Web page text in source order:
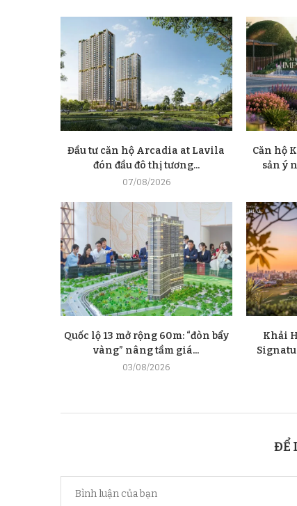
Đầu tư căn hộ Arcadia at Lavila
đón đầu đô thị tương...
07/08/2026
Căn hộ
sản ý
Quốc lộ 13 mở rộng 60m: “đòn bẩy
vàng” nâng tầm giá...
03/08/2026
Khải
ĐỂ